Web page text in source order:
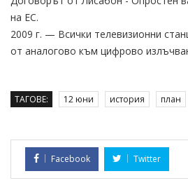
на ЕС.
2009 г. — Всички телевизионни
от аналогово към цифрово
ТАГОВЕ: 12 юни история план
Facebook Twitter